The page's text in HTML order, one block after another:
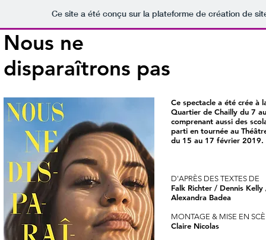
Ce site a été conçu sur la plateforme de création de
Nous ne
disparaîtrons pas
Ce spectacle a été crée à
Quartier de Chailly du 7
comprenant aussi des
parti en tournée au
du 15 au 17 février 2019.
D'APRÈS DES TEXTES DE
Falk Richter / Dennis
Alexandra Badea
MONTAGE & MISE EN
Claire Nicolas